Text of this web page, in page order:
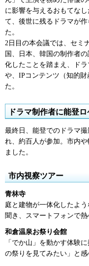
に影響を与えるおもてな
て、後世に残るドラマが
た。
2日目の本会議では、セミ
国、日本、韓国の制作者
化したことを踏まえ、ド
や、IPコンテンツ（知的
た。
ドラマ制作者に能登
最終日、能登でのドラマ
れ、約百人が参加。市内
ました。
市内視察ツアー
青林寺
庭と建物が一体化したよ
聞き、スマートフォンで熱
和倉温泉お祭り会館
「でか山」を動かす体験
の祭りを見てみたい」と感